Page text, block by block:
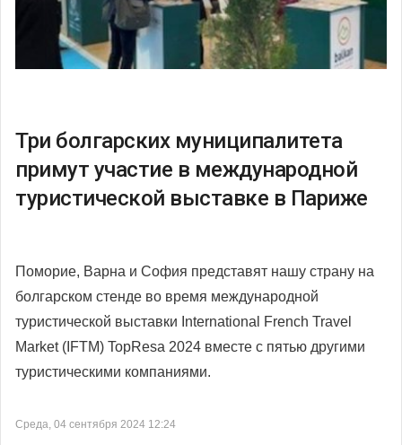
Три болгарских муниципалитета
примут участие в международной
туристической выставке в Париже
Поморие, Варна и София представят нашу страну на
болгарском стенде во время международной
туристической выставки International French Travel
Market (IFTM) TopResa 2024 вместе с пятью другими
туристическими компаниями.
Среда, 04 сентября 2024 12:24